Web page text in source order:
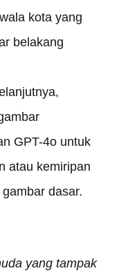
kota yang
belakang
GPT-4o untuk
atau kemiripan
dasar.
yang tampak